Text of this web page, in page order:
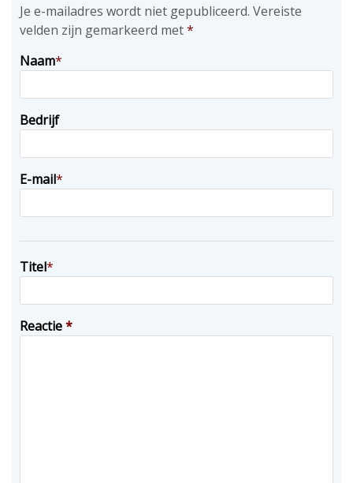
Je e-mailadres wordt niet gepubliceerd. Vereiste
velden zijn gemarkeerd met*
Naam*
Bedrijf
E-mail*
Titel*
Reactie*